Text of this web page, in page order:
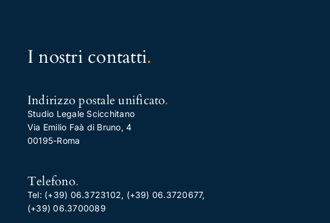
I nostri contatti.
Indirizzo postale unificato.
Studio Legale Scicchitano
Via Emilio Faà di Bruno, 4
00195-Roma
Telefono.
Tel: (+39) 06.3723102, (+39) 06.3720677,
(+39) 06.3700089